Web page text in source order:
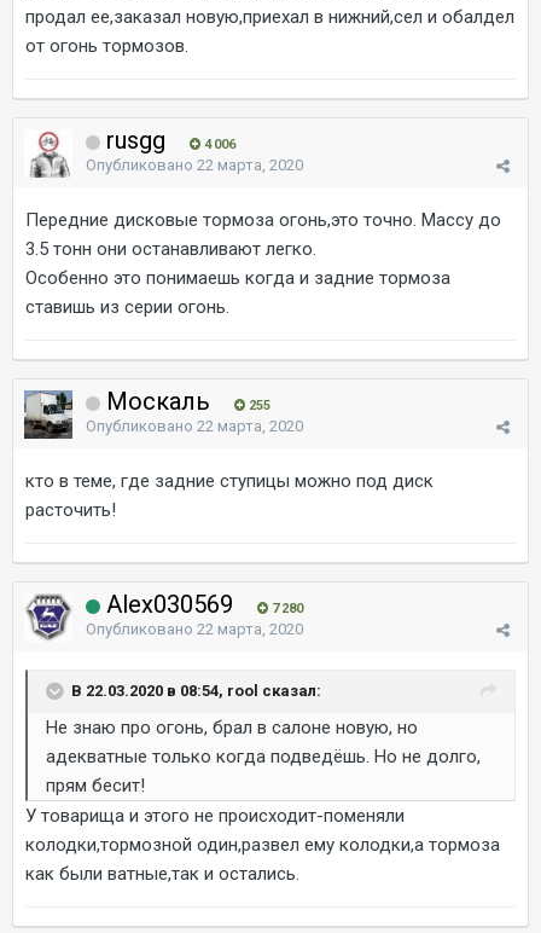
продал ее,заказал новую,приехал в нижний,сел и обалдел
от огонь тормозов.
rusgg 4 006
Опубликовано 22 марта, 2020
Передние дисковые тормоза огонь,это точно. Массу до
3.5 тонн они останавливают легко.
Особенно это понимаешь когда и задние тормоза
ставишь из серии огонь.
Москаль 255
Опубликовано 22 марта, 2020
кто в теме, где задние ступицы можно под диск
расточить!
Alex030569 7 280
Опубликовано 22 марта, 2020
В 22.03.2020 в 08:54, rool сказал:
Не знаю про огонь, брал в салоне новую, но
адекватные только когда подведёшь. Но не долго,
прям бесит!
У товарища и этого не происходит-поменяли
колодки,тормозной один,развел ему колодки,а тормоза
как были ватные,так и остались.